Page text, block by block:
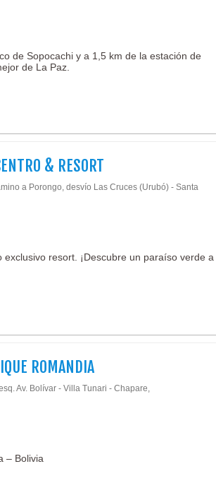
de Sopocachi y a 1,5 km de la estación de
de La Paz.
& RESORT
a Porongo, desvío Las Cruces (Urubó) - Santa
resort. ¡Descubre un paraíso verde a
ROMANDIA
Av. Bolívar - Villa Tunari - Chapare,
– Bolivia